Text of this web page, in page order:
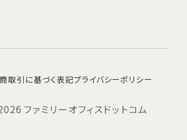
取引に基づく表記プライバシーポリシー
ファミリーオフィスドットコム